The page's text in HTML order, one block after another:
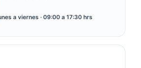
a viernes · 09:00 a 17:30 hrs